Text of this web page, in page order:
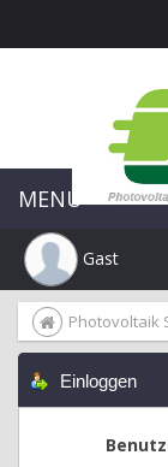
MENU
Gast
Photovoltaik
Einloggen